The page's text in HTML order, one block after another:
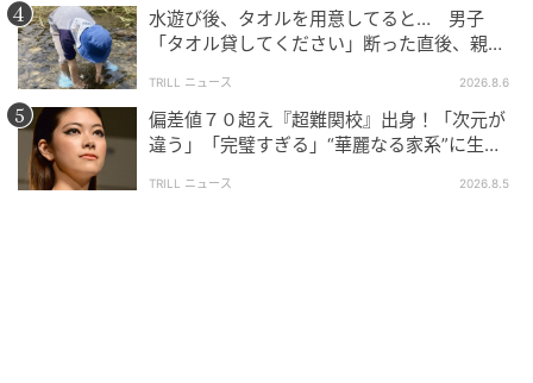
ウーマンエキサイト
水遊び後、タオルを用意してると… 男子
「タオル貸してください」断った直後、親が
TRILL ニュース 2026.8.6
偏差値７０超え『超難関校』出身！「次元が
違う」「完璧すぎる」“華麗なる家系”に生ま
TRILL ニュース 2026.8.5